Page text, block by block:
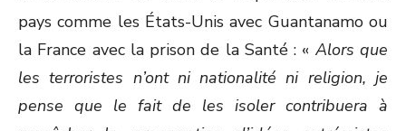
pays comme les États-Unis avec Guantanamo ou
la France avec la prison de la Santé : « Alors que
les terroristes n’ont ni nationalité ni religion, je
pense que le fait de les isoler contribuera à